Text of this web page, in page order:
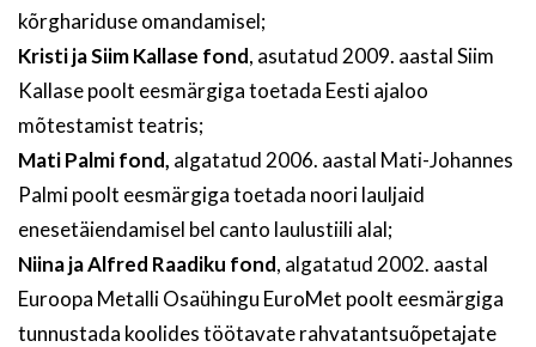
kõrghariduse omandamisel;
Kristi ja Siim Kallase fond, asutatud 2009. aastal Siim
Kallase poolt eesmärgiga toetada Eesti ajaloo
mõtestamist teatris;
Mati Palmi fond, algatatud 2006. aastal Mati-Johannes
Palmi poolt eesmärgiga toetada noori lauljaid
enesetäiendamisel bel canto laulustiili alal;
Niina ja Alfred Raadiku fond, algatatud 2002. aastal
Euroopa Metalli Osaühingu EuroMet poolt eesmärgiga
tunnustada koolides töötavate rahvatantsuõpetajate